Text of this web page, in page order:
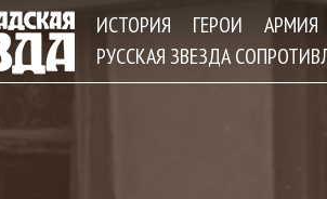
ИСТОРИЯ ГЕРОИ
АРМИЯ
РУССКАЯ ЗВЕЗДА